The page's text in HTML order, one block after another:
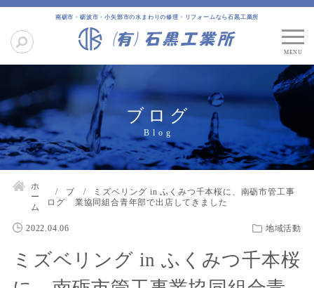
南砺市・砺波市・小矢部市の水まわりの修理・リフォームなら石黒工業所
ブログ
ホ
ー
ム
ブ
ログ
ミズベリング in ふくみつ千本桜に、南砺市管工事
業協同組合青年部で出店してきました
2022.04.06 地域活動
ミズベリング in ふくみつ千本桜